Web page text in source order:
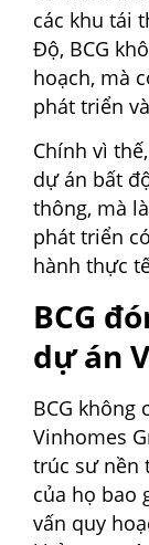
các khu tái
Độ, BCG
hoạch, mà
phát triển
Chính vì
dự án bất
thông, mà
phát triển
hành thực
BCG
dự án
BCG không
Vinhomes
trúc sư nền
của họ bao
vấn quy